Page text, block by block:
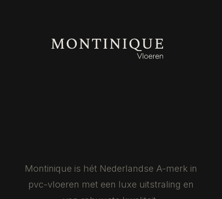
Montinique is hét Nederlandse A-merk in
pvc-vloeren met een luxe uitstraling en